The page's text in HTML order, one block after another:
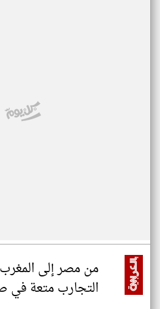
من مصر إلى
التجارب متعة في